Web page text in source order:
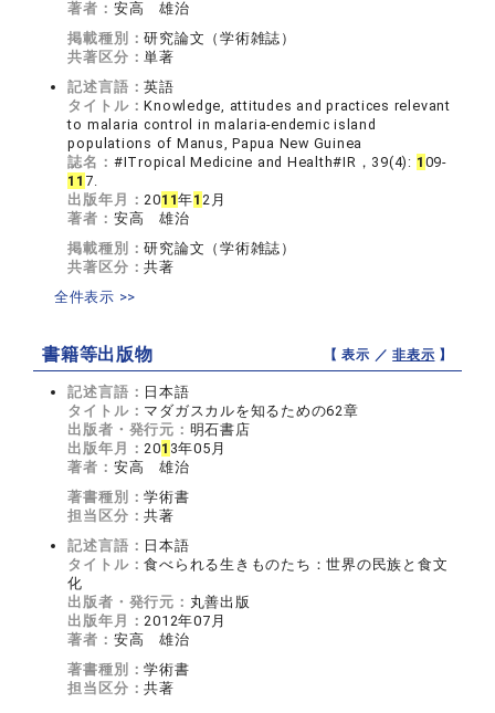
著者： 安高 雄治
掲載種別：研究論文（学術雑誌）
共著区分：単著
記述言語：英語
タイトル：Knowledge, attitudes and practices relevant
to malaria control in malaria-endemic island
populations of Manus, Papua New Guinea
誌名： #ITropical Medicine and Health#IR，39(4): 1 09-
1 1 7.
出版年月：201 1年1 2月
著者： 安高 雄治
掲載種別：研究論文（学術雑誌）
共著区分：共著
全件表示 >>
書籍等出版物 【 表示 ／非表示 】
記述言語： 日本語
タイトル： マダガスカルを知るための62章
出版者・発行元： 明石書店
出版年月：201 3年05月
著者： 安高 雄治
著書種別：学術書
担当区分：共著
記述言語： 日本語
タイトル：食べられる生きものたち：世界の民族と食文
化
出版者・発行元： 丸善出版
出版年月：2012年07月
著者： 安高 雄治
著書種別：学術書
担当区分：共著